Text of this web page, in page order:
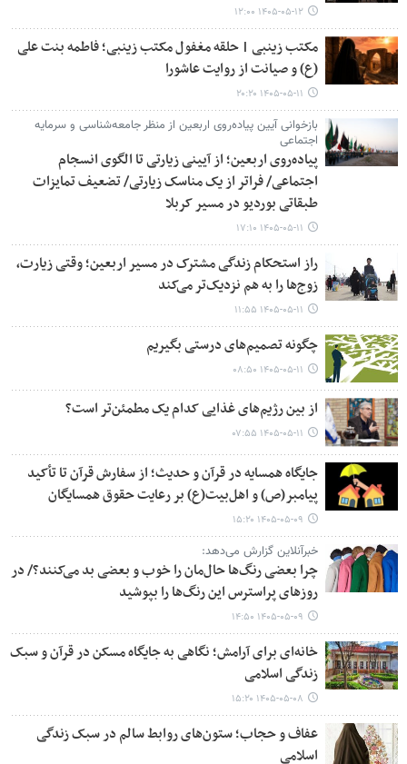
۱۴۰۵-۰۵-۱۲ ۱۲:۰۰
مکتب زینبی | حلقه مغفول مکتب زینبی؛ فاطمه بنت علی
(ع) و صیانت از روایت عاشورا
۱۴۰۵-۰۵-۱۱ ۲۰:۲۰
بازخوانی آیین پیاده‌روی اربعین از منظر جامعه‌شناسی و سرمایه
اجتماعی
پیاده‌روی اربعین؛ از آیینی زیارتی تا الگوی انسجام
اجتماعی/ فراتر از یک مناسک زیارتی/ تضعیف تمایزات
طبقاتی بوردیو در مسیر کربلا
۱۴۰۵-۰۵-۱۱ ۱۷:۱۰
راز استحکام زندگی مشترک در مسیر اربعین؛ وقتی زیارت،
زوج‌ها را به هم نزدیک‌تر می‌کند
۱۴۰۵-۰۵-۱۱ ۱۱:۵۵
چگونه تصمیم‌های درستی بگیریم
۱۴۰۵-۰۵-۱۱ ۰۸:۵۰
از بین رژیم‌های غذایی کدام یک مطمئن‌تر است؟‌
۱۴۰۵-۰۵-۱۱ ۰۷:۵۵
جایگاه همسایه در قرآن و حدیث؛ از سفارش قرآن تا تأکید
پیامبر(ص) و اهل‌بیت(ع) بر رعایت حقوق همسایگان
۱۴۰۵-۰۵-۰۹ ۱۵:۲۰
خبرآنلاین گزارش می‌دهد:
چرا بعضی رنگ‌ها حال‌مان را خوب و بعضی بد می‌کنند؟/ در
روزهای پراسترس این رنگ‌ها را بپوشید
۱۴۰۵-۰۵-۰۹ ۱۴:۵۰
خانه‌ای برای آرامش؛ نگاهی به جایگاه مسکن در قرآن و سبک
زندگی اسلامی
۱۴۰۵-۰۵-۰۸ ۱۵:۲۰
عفاف و حجاب؛ ستون‌های روابط سالم در سبک زندگی
اسلامی